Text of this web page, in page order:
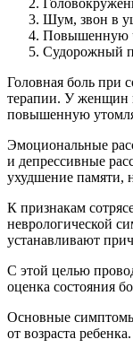
Шум, звон в
Повышенную
Судорожный
Головная боль при
терапии. У женщин
повышенную
Эмоциональные
и депрессивные
ухудшение памяти,
К признакам
неврологической
устанавливают
С этой целью
оценка состояния
Основные симптомы
от возраста